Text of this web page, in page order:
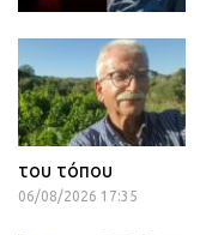
του τόπου
06/08/2026 17:35